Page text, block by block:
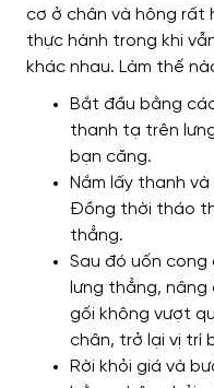
cơ ở chân và hông rất
thực hành trong khi
khác nhau. Làm thế
Bắt đầu bằng
thanh tạ trên
bạn căng.
Nắm lấy thanh
Đồng thời tháo
thẳng.
Sau đó uốn cong
lưng thẳng,
gối không vượt
chân, trở lại vị trí
Rời khỏi giá và